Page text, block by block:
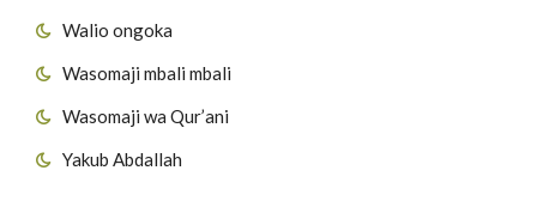
Walio ongoka
Wasomaji mbali mbali
Wasomaji wa Qur’ani
Yakub Abdallah